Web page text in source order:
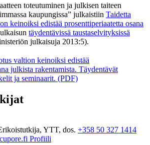
toteutuminen ja julkisen taiteen
kaupungissa” julkaistiin Taidetta
keinoiksi edistää prosenttiperiaatetta osana
täydentävissä taustaselvityksissä
julkaisuja 2013:5).
valtion keinoiksi edistää
julkista rakentamista. Täydentävät
ja seminaarit. (PDF)
YTT, dos. +358 50 327 1414
Profiili